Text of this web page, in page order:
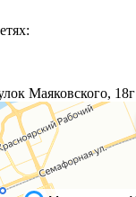
Маяковского, 18г